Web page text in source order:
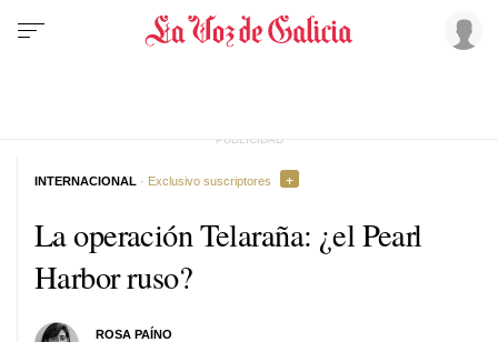
La operación Telaraña: ¿el Pearl
Harbor ruso?
ROSA PAÍNO
INTERNACIONAL · Exclusivo suscriptores